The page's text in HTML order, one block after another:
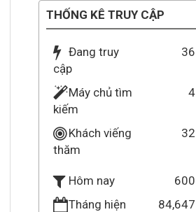
THỐNG KÊ TRUY CẬP
Đang truy
cập
36
Máy chủ tìm
kiếm
4
Khách viếng
thăm
32
Hôm nay
600
Tháng hiện
84,647